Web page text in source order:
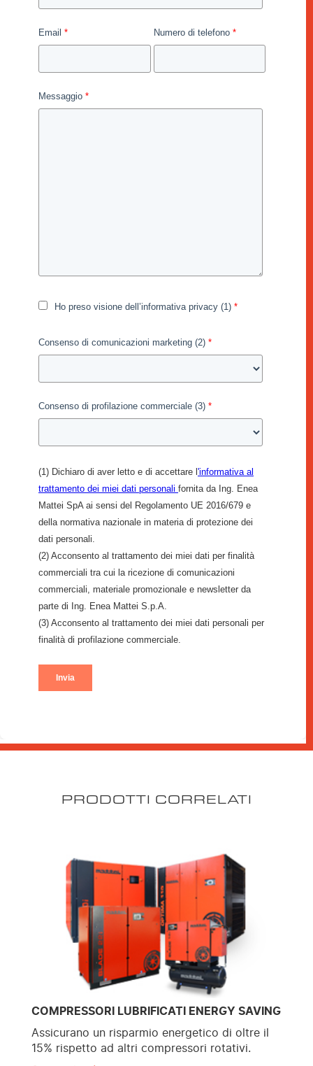
PRODOTTI CORRELATI
COMPRESSORI LUBRIFICATI ENERGY SAVING
Assicurano un risparmio energetico di oltre il
15% rispetto ad altri compressori rotativi.